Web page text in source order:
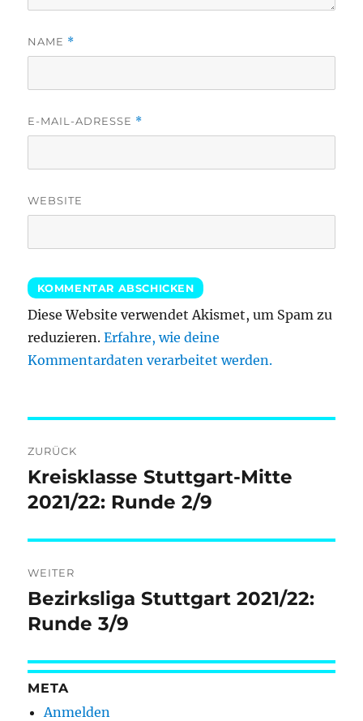
NAME *
E-MAIL-ADRESSE *
WEBSITE
Diese Website verwendet Akismet, um Spam zu
reduzieren.Erfahre, wie deine
Kommentardaten verarbeitet werden.
ZURÜCK
Vorheriger
Beitrag:
Kreisklasse Stuttgart-Mitte
2021/22: Runde 2/9
WEITER
Nächster
Beitrag:
Bezirksliga Stuttgart 2021/22:
Runde 3/9
META
Anmelden